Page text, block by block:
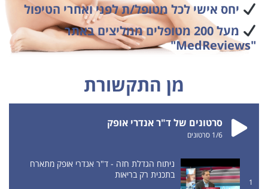
יחס אישי לכל מטופל/ת לפני ואחרי הטיפול
מעל 200 מטופלים ממליצים באתר
"MedReviews"
מן התקשורת
סרטונים של ד"ר אנדרי אופק
1/6 סרטונים
1
ניתוח הגדלת חזה - ד"ר אנדרי אופק מתארח
בתכנית רק בריאות